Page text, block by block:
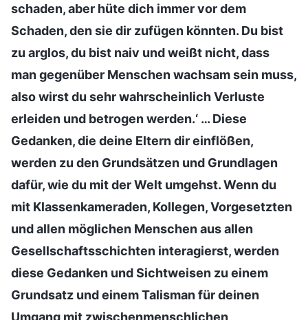
schaden, aber hüte dich immer vor dem
Schaden, den sie dir zufügen könnten. Du bist
zu arglos, du bist naiv und weißt nicht, dass
man gegenüber Menschen wachsam sein muss,
also wirst du sehr wahrscheinlich Verluste
erleiden und betrogen werden.‘ … Diese
Gedanken, die deine Eltern dir einflößen,
werden zu den Grundsätzen und Grundlagen
dafür, wie du mit der Welt umgehst. Wenn du
mit Klassenkameraden, Kollegen, Vorgesetzten
und allen möglichen Menschen aus allen
Gesellschaftsschichten interagierst, werden
diese Gedanken und Sichtweisen zu einem
Grundsatz und einem Talisman für deinen
Umgang mit zwischenmenschlichen